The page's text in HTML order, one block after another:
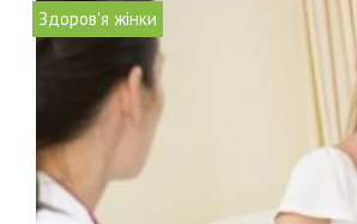
Здоров'я жінки